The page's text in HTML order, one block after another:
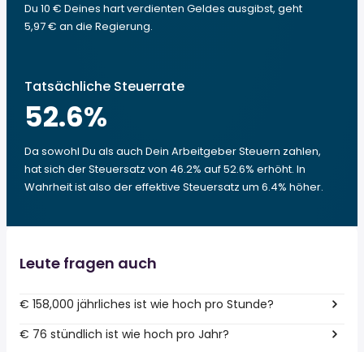
Du 10 € Deines hart verdienten Geldes ausgibst, geht
5,97 € an die Regierung.
Tatsächliche Steuerrate
52.6%
Da sowohl Du als auch Dein Arbeitgeber Steuern zahlen,
hat sich der Steuersatz von 46.2% auf 52.6% erhöht. In
Wahrheit ist also der effektive Steuersatz um 6.4% höher.
Leute fragen auch
€ 158,000 jährliches ist wie hoch pro Stunde?
€ 76 stündlich ist wie hoch pro Jahr?